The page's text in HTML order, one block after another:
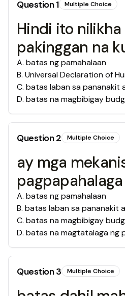
Question1 Multiple Choice
Hindi ito
pakinggan na
A. batas ng pamahalaan
B. Universal Declaration of
C. batas laban sa pananakit
D. batas na magbibigay
Question2 Multiple Choice
ay mga
A. batas ng pamahalaan
B. batas laban sa pananakit
C. batas na magbibigay
D. batas na magtatalaga ng
Question3 Multiple Choice